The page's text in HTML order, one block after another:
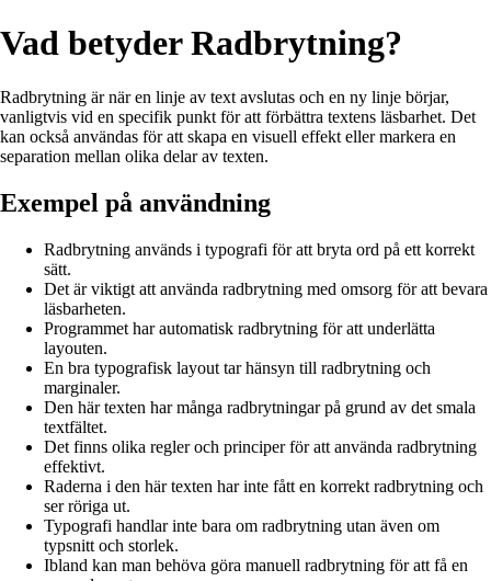
Vad betyder Radbrytning?
Radbrytning är när en linje av text avslutas och en ny linje börjar,
vanligtvis vid en specifik punkt för att förbättra textens läsbarhet. Det
kan också användas för att skapa en visuell effekt eller markera en
separation mellan olika delar av texten.
Exempel på användning
Radbrytning används i typografi för att bryta ord på ett korrekt
sätt.
Det är viktigt att använda radbrytning med omsorg för att bevara
läsbarheten.
Programmet har automatisk radbrytning för att underlätta
layouten.
En bra typografisk layout tar hänsyn till radbrytning och
marginaler.
Den här texten har många radbrytningar på grund av det smala
textfältet.
Det finns olika regler och principer för att använda radbrytning
effektivt.
Raderna i den här texten har inte fått en korrekt radbrytning och
ser röriga ut.
Typografi handlar inte bara om radbrytning utan även om
typsnitt och storlek.
Ibland kan man behöva göra manuell radbrytning för att få en